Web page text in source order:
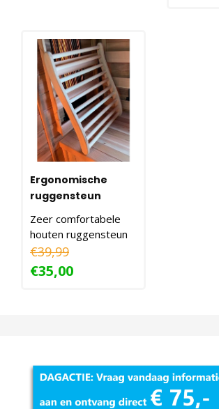
Ergonomische
ruggensteun
Zeer comfortabele
houten ruggensteun
voor in de sauna.
€39,99
€35,00